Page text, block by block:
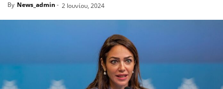
By News_admin - 2 Ιουνίου, 2024